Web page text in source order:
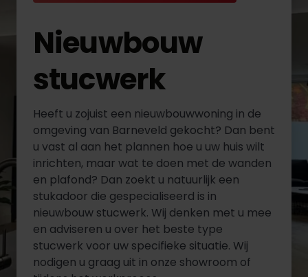
Nieuwbouw
stucwerk
Heeft u zojuist een nieuwbouwwoning in de
omgeving van Barneveld gekocht? Dan bent
u vast al aan het plannen hoe u uw huis wilt
inrichten, maar wat te doen met de wanden
en plafond? Dan zoekt u natuurlijk een
stukadoor die gespecialiseerd is in
nieuwbouw stucwerk. Wij denken met u mee
en adviseren u over het beste type
stucwerk voor uw specifieke situatie. Wij
nodigen u graag uit in onze showroom of